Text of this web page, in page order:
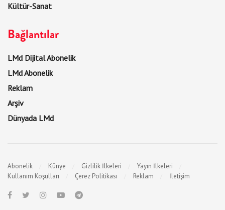
Kültür-Sanat
Bağlantılar
LMd Dijital Abonelik
LMd Abonelik
Reklam
Arşiv
Dünyada LMd
Abonelik Künye Gizlilik İlkeleri
Yayın İlkeleri
Kullanım Koşulları
Çerez Politikası Reklam İletişim